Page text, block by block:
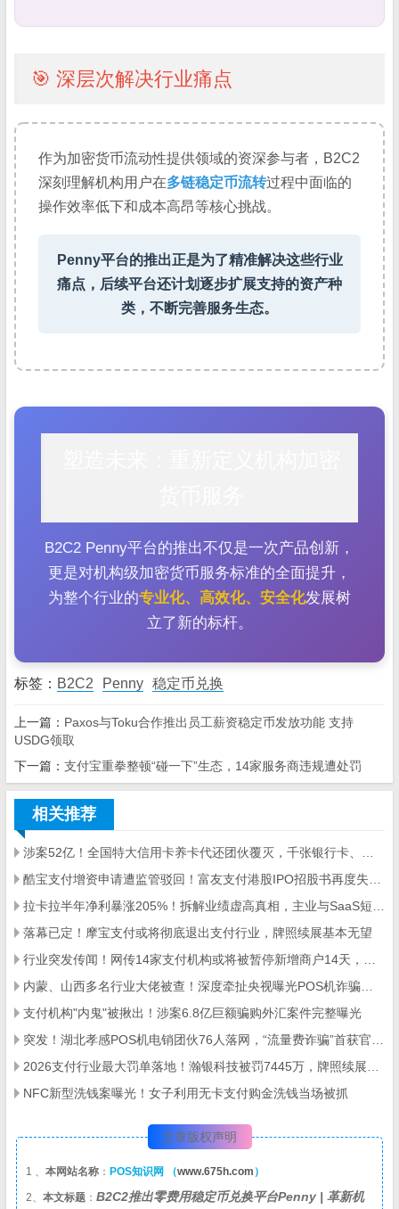
🎯 深层次解决行业痛点
作为加密货币流动性提供领域的资深参与者，B2C2
深刻理解机构用户在多链稳定币流转过程中面临的
操作效率低下和成本高昂等核心挑战。
Penny平台的推出正是为了精准解决这些行业
痛点，后续平台还计划逐步扩展支持的资产种
类，不断完善服务生态。
B2C2 Penny平台的推出不仅是一次产品创新，
更是对机构级加密货币服务标准的全面提升，
为整个行业的专业化、高效化、安全化发展树
立了新的标杆。
标签： B2C2 Penny 稳定币兑换
上一篇： Paxos与Toku合作推出员工薪资稳定币发放功能 支持
USDG领取
下一篇： 支付宝重拳整顿“碰一下”生态，14家服务商违规遭处罚
相关推荐
落幕已定！摩宝支付或将彻底退出支付行业，牌照续展基本无望
支付机构"内鬼"被揪出！涉案6.8亿巨额骗购外汇案件完整曝光
NFC新型洗钱案曝光！女子利用无卡支付购金洗钱当场被抓
文章版权声明
1 、 本网站名称 ： POS知识网 （www.675h.com ）
2、 本文标题 ： B2C2推出零费用稳定币兑换平台Penny | 革新机